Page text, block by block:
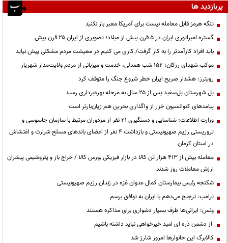
پربازدید ها
تنگه هرمز قابل معامله نیست برای آمریکا معبر باز نکنید
گستره امپراتوری ایران در ۵ قرن پیش از میلاد؛ تصویری از ایران ۲۵ قرن پیش
باید افراد کارآمدتر را به کار گرفت/ کاری می کنیم در معیشت مردم مشکلی پیش نیاید
موکب شهدای رزکان؛ ۱۵۲ شب همدلی، خدمت و میزبانی از مردم ولایت‌مدار شهریار
رویترز: هشدار صریح ایران خطر شروع جنگ را متوقف کرد
پل شهرستان پل‌سفید پس از ۲۵ سال به مرحله بهره‌برداری رسید
پیامدهای کنوانسیون خزر از واگذاری بحرین هم زیان‌بارتر است
وزارت اطلاعات: شناسایی و دستگیری ۲۱ نفر از مزدوران مرتبط با سازمان جاسوسی و
تروریستی رژیم صهیونیستی و بازداشت ۴ نفر از اعضای باندهای مسلح شرارت و اغتشاش
در استان کرمان
معامله بیش از ۴۱۳ هزار تن کالا در بازار فیزیکی بورس کالا / حراج باز و پتروشیمی پیشران
ارزش معاملات روز شدند
شکنجه رئیس بیمارستان کمال عدوان غزه در زندان رژیم صهیونیستی
ترامپ: ترجیح می‌دهم با ایران به توافق برسم
ونس: ایرانی‌ها طرف بسیار دشواری برای مذاکره هستند
از دشمن ذره ای امید خیرخواهی نباید داشته باشیم
کالابرگ این خانوارها امروز شارژ شد